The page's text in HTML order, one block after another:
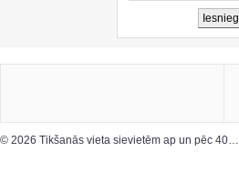
© 2026 Tikšanās vieta sievietēm ap un pēc 40…